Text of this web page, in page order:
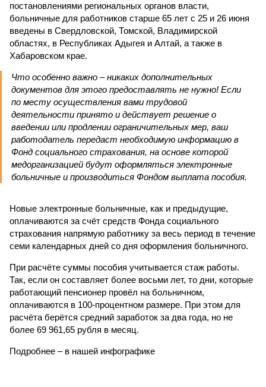
постановлениями региональных органов власти,
больничные для работников старше 65 лет с 25 и 26 июня
введены в Свердловской, Томской, Владимирской
областях, в Республиках Адыгея и Алтай, а также в
Хабаровском крае.
Что особенно важно – никаких дополнительных
документов для этого предоставлять не нужно! Если
по месту осуществления вами трудовой
деятельности принято и действует решение о
введении или продлении ограничительных мер, ваш
работодатель передаст необходимую информацию в
Фонд социального страхования, на основе которой
медорганизацией будут оформляться электронные
больничные и производиться Фондом выплата пособия.
Новые электронные больничные, как и предыдущие,
оплачиваются за счёт средств Фонда социального
страхования напрямую работнику за весь период в течение
семи календарных дней со дня оформления больничного.
При расчёте суммы пособия учитывается стаж работы.
Так, если он составляет более восьми лет, то дни, которые
работающий пенсионер провёл на больничном,
оплачиваются в 100-процентном размере. При этом для
расчёта берётся средний заработок за два года, но не
более 69 961,65 рубля в месяц.
Подробнее – в нашей инфографике